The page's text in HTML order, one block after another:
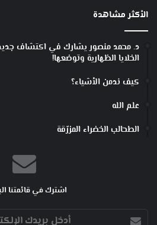
الأكثر مشاهدة
د. محمد منصور يشارك في اكتشاف
الخلايا الظهارية وتوضعها!
كيف ندمن الأشياء؟
علم الله
الطحالب الخضراء المزرّقة
اشترك في قائمتنا
أدخل